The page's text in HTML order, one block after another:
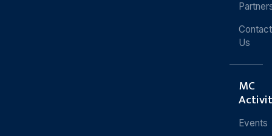
Contact
Us
MC
Events